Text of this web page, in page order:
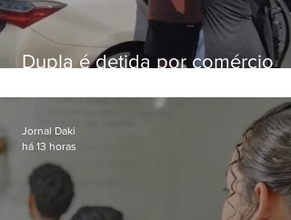
Dupla é detida por comércio
Bangu
Jornal Daki
há 13 horas